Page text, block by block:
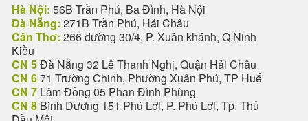
Hà Nội: 56B Trần Phú, Ba Đình, Hà Nội
Đà Nẵng: 271B Trần Phú, Hải Châu
Cần Thơ: 266 đường 30/4, P. Xuân khánh, Q.Ninh
Kiều
CN 5Đà Nẵng 32 Lê Thanh Nghị, Quận Hải Châu
CN 671 Trường Chinh, Phường Xuân Phú, TP Huế
CN 7 Lâm Đồng 05 Phan Đình Phùng
CN 8 Bình Dương 151 Phú Lợi, P. Phú Lợi, Tp. Thủ